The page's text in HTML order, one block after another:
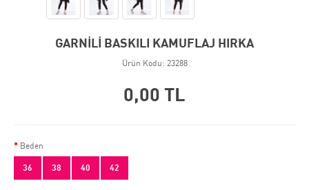
GARNİLİ BASKILI KAMUFLAJ HIRKA
Ürün Kodu: 23288
0,00 TL
Beden
36 38 40 42